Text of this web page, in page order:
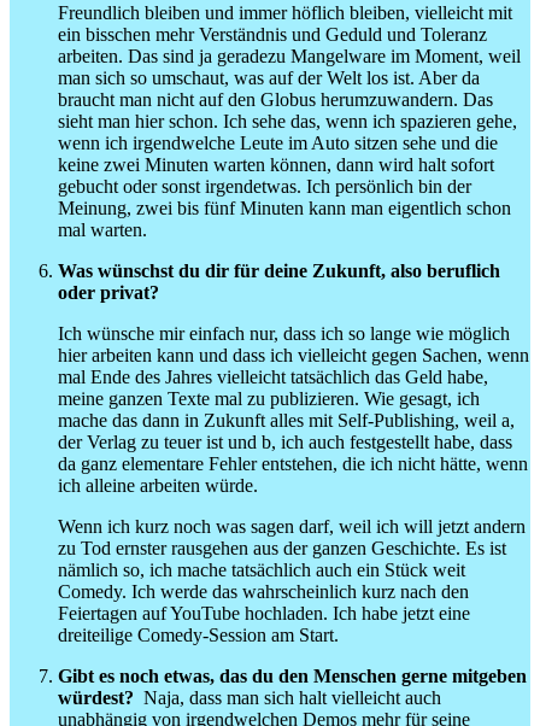
Freundlich bleiben und immer höflich bleiben, vielleicht mit
ein bisschen mehr Verständnis und Geduld und Toleranz
arbeiten. Das sind ja geradezu Mangelware im Moment, weil
man sich so umschaut, was auf der Welt los ist. Aber da
braucht man nicht auf den Globus herumzuwandern. Das
sieht man hier schon. Ich sehe das, wenn ich spazieren gehe,
wenn ich irgendwelche Leute im Auto sitzen sehe und die
keine zwei Minuten warten können, dann wird halt sofort
gebucht oder sonst irgendetwas. Ich persönlich bin der
Meinung, zwei bis fünf Minuten kann man eigentlich schon
mal warten.
Was wünschst du dir für deine Zukunft, also beruflich
oder privat?
Ich wünsche mir einfach nur, dass ich so lange wie möglich
hier arbeiten kann und dass ich vielleicht gegen Sachen, wenn
mal Ende des Jahres vielleicht tatsächlich das Geld habe,
meine ganzen Texte mal zu publizieren. Wie gesagt, ich
mache das dann in Zukunft alles mit Self-Publishing, weil a,
der Verlag zu teuer ist und b, ich auch festgestellt habe, dass
da ganz elementare Fehler entstehen, die ich nicht hätte, wenn
ich alleine arbeiten würde.
Wenn ich kurz noch was sagen darf, weil ich will jetzt andern
zu Tod ernster rausgehen aus der ganzen Geschichte. Es ist
nämlich so, ich mache tatsächlich auch ein Stück weit
Comedy. Ich werde das wahrscheinlich kurz nach den
Feiertagen auf YouTube hochladen. Ich habe jetzt eine
dreiteilige Comedy-Session am Start.
Gibt es noch etwas, das du den Menschen gerne mitgeben
würdest? Naja, dass man sich halt vielleicht auch
unabhängig von irgendwelchen Demos mehr für seine